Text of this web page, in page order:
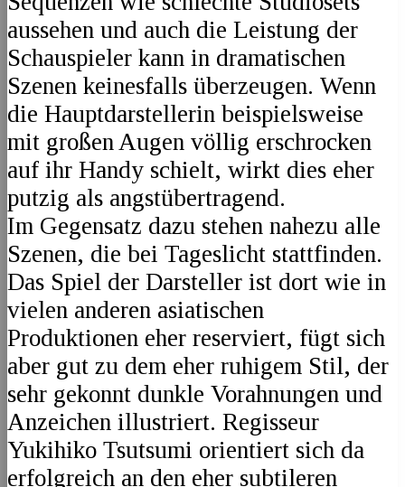
aussehen und auch die Leistung der
Schauspieler kann in dramatischen
Szenen keinesfalls überzeugen. Wenn
die Hauptdarstellerin beispielsweise
mit großen Augen völlig erschrocken
auf ihr Handy schielt, wirkt dies eher
putzig als angstübertragend.
Im Gegensatz dazu stehen nahezu alle
Szenen, die bei Tageslicht stattfinden.
Das Spiel der Darsteller ist dort wie in
vielen anderen asiatischen
Produktionen eher reserviert, fügt sich
aber gut zu dem eher ruhigem Stil, der
sehr gekonnt dunkle Vorahnungen und
Anzeichen illustriert. Regisseur
Yukihiko Tsutsumi orientiert sich da
erfolgreich an den eher subtileren